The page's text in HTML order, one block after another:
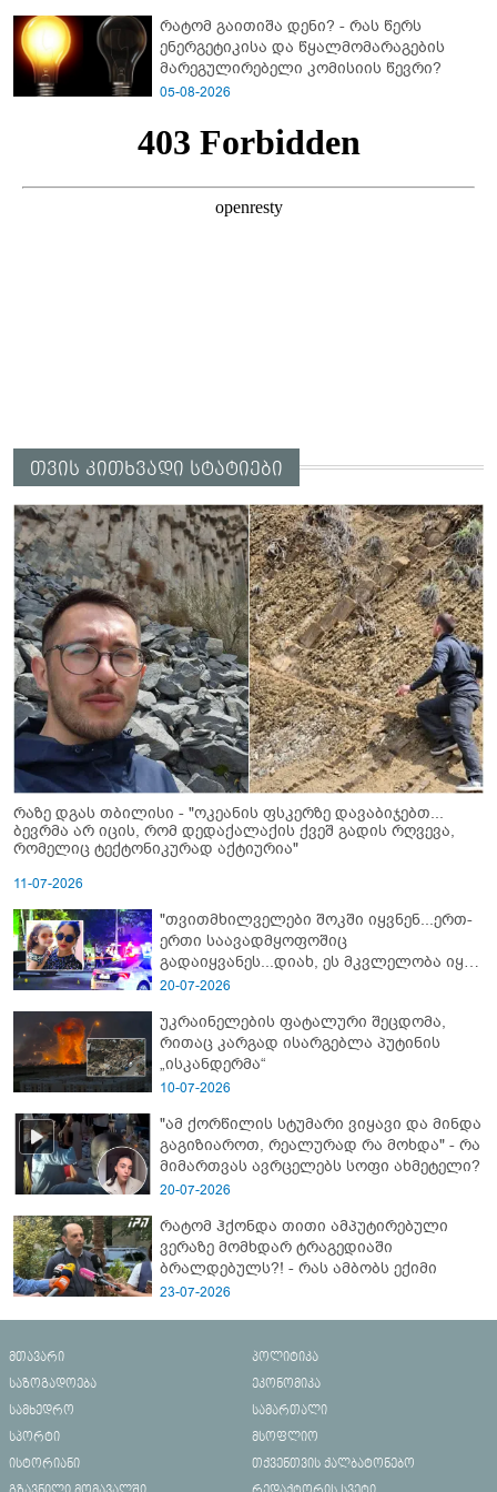
რატომ გაითიშა დენი? - რას წერს
ენერგეტიკისა და წყალმომარაგების
მარეგულირებელი კომისიის წევრი?
05-08-2026
თვის კითხვადი სტატიები
რაზე დგას თბილისი - "ოკეანის ფსკერზე დავაბიჯებთ...
ბევრმა არ იცის, რომ დედაქალაქის ქვეშ გადის რღვევა,
რომელიც ტექტონიკურად აქტიურია"
11-07-2026
"თვითმხილველები შოკში იყვნენ...ერთ-
ერთი საავადმყოფოშიც
გადაიყვანეს...დიახ, ეს მკვლელობა იყო"
- გორში დატრიალებული ტრაგედიის
20-07-2026
უკრაინელების ფატალური შეცდომა,
რითაც კარგად ისარგებლა პუტინის
„ისკანდერმა“
10-07-2026
"ამ ქორწილის სტუმარი ვიყავი და მინდა
გაგიზიაროთ, რეალურად რა მოხდა" - რა
მიმართვას ავრცელებს სოფი ახმეტელი?
20-07-2026
რატომ ჰქონდა თითი ამპუტირებული
ვერაზე მომხდარ ტრაგედიაში
ბრალდებულს?! - რას ამბობს ექიმი
23-07-2026
მთავარი
პოლიტიკა
საზოგადოება
ეკონომიკა
სამხედრო
სამართალი
სპორტი
მსოფლიო
ისტორიანი
თქვენთვის ქალბატონებო